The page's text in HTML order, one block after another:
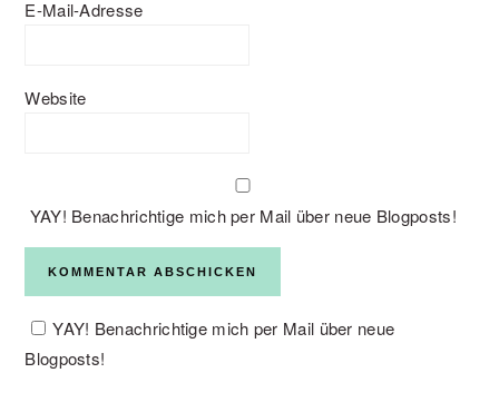
E-Mail-Adresse
Website
YAY! Benachrichtige mich per Mail über neue Blogposts!
YAY! Benachrichtige mich per Mail über neue
Blogposts!